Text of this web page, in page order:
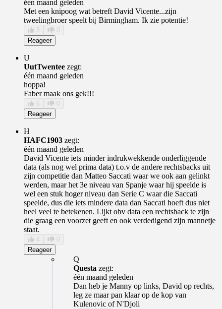
één maand geleden
Met een knipoog wat betreft David Vicente...zijn
tweelingbroer speelt bij Birmingham. Ik zie potentie!
3
0
Reageer
U
UutTwentee zegt:
één maand geleden
hoppa!
Faber maak ons gek!!!
6
0
Reageer
H
HAFC1903 zegt:
één maand geleden
David Vicente iets minder indrukwekkende onderliggende
data (als nog wel prima data) t.o.v de andere rechtsbacks uit
zijn competitie dan Matteo Saccati waar we ook aan gelinkt
werden, maar het 3e niveau van Spanje waar hij speelde is
wel een stuk hoger niveau dan Serie C waar die Saccati
speelde, dus die iets mindere data dan Saccati hoeft dus niet
heel veel te betekenen. Lijkt obv data een rechtsback te zijn
die graag een voorzet geeft en ook verdedigend zijn mannetje
staat.
4
0
Reageer
Q
Questa zegt:
één maand geleden
Dan heb je Manny op links, David op rechts,
leg ze maar pan klaar op de kop van
Kulenovic of N'Djoli